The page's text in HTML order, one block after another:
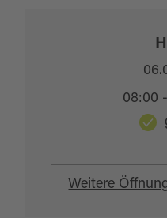
Weitere
08:00